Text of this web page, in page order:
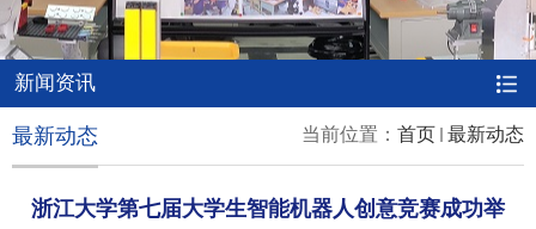
新闻资讯
当前位置： 首页 最新动态
最新动态
浙江大学第七届大学生智能机器人创意竞赛成功举